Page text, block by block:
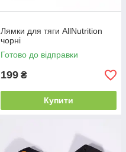
Лямки для тяги AllNutrition
чорні
Готово до відправки
199 ₴
Купити